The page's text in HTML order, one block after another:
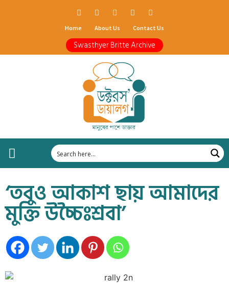
Home About Us Contact Us
Swasthyer Britte Archive
‘তবুও আকাশ ছায় আমাদের
মুক্তি উচ্চৈঃশ্রবা’